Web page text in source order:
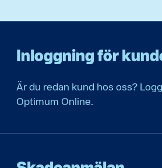
Inloggning för
Är du redan kund hos oss?
Optimum Online.